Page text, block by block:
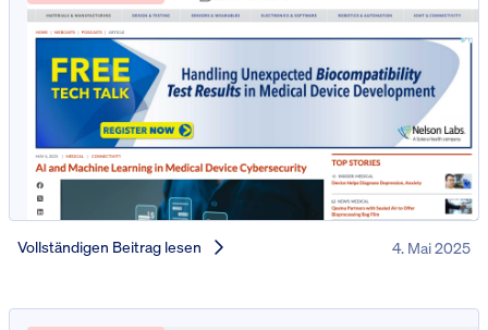
Vollständigen Beitrag lesen 4. Mai 2025